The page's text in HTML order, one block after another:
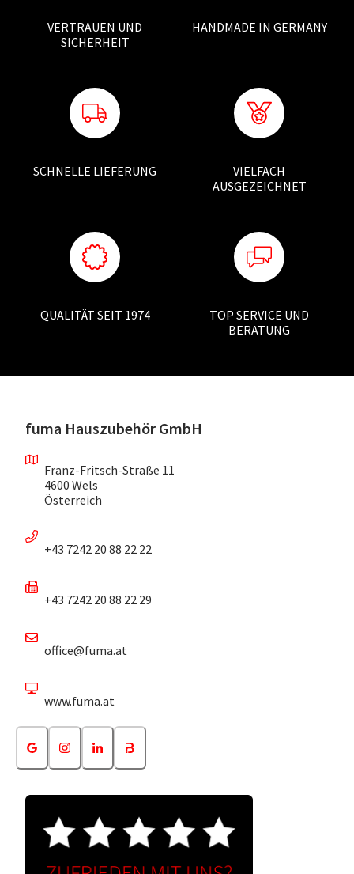
VERTRAUEN UND
SICHERHEIT
HANDMADE IN GERMANY
SCHNELLE LIEFERUNG
VIELFACH
AUSGEZEICHNET
QUALITÄT SEIT 1974
TOP SERVICE UND
BERATUNG
fuma Hauszubehör GmbH
Franz-Fritsch-Straße 11
4600 Wels
Österreich
+43 7242 20 88 22 22
+43 7242 20 88 22 29
office@fuma.at
www.fuma.at